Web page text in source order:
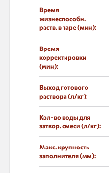
Время
жизнеспособн.
раств. в таре (мин):
Время
корректировки
(мин):
Выход готового
раствора (л/кг):
Кол-во воды для
затвор. смеси (л/кг):
Макс. крупность
заполнителя (мм):